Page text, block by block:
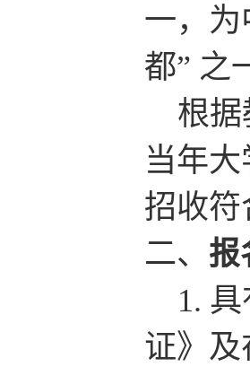
一，
都” 之
根
当年
招收
二、 报
1. 具
证》